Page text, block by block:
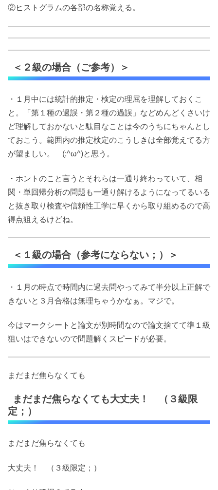
②ヒストグラムの各部の名称覚える。
＜２級の場合（ご参考）＞
・１月中には統計的推定・検定の理屈を理解しておくこ
と。「第１種の過誤・第２種の過誤」などめんどくさいけ
ど理解しておかないと駄目なことは今のうちにちゃんとし
ておこう。範囲内の推定検定のこうしきは全部覚えてる方
が望ましい。 (;^ω^)と思う。
・ホントのこと言うとそれらは一通り終わっていて、相
関・単回帰分析の問題も一通り解けるようになってるいる
と抜き取り検査や信頼性工学に早くから取り組めるので高
得点狙えるけどね。
＜１級の場合（参考にならない；）＞
・１月の時点で時間内に過去問やってみて半分以上正解で
きないと３月合格は無理ちゃうかなぁ。マジで。
今はマークシートと論文が別時間なので論文捨てて準１級
狙いはできないので問題解くスピードが必要。
まだまだ焦らなくても
まだまだ焦らなくても大丈夫！ （３級限
定；）
まだまだ焦らなくても
大丈夫！ （３級限定；）